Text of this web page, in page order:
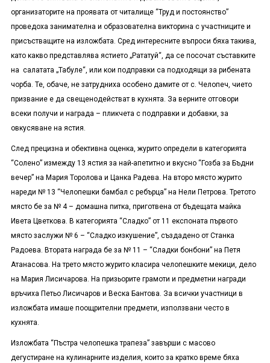
организаторите на проявата от читалище “Труд и постоянство”
проведоха занимателна и образователна викторина с участниците и
присъстващите на изложбата. Сред интересните въпроси бяха такива,
като какво представлява ястието „Рататуй“, да се посочат съставките
на салатата „Табуле“, или кои подправки са подходящи за рибената
чорба. Те, обаче, не затрудниха особено дамите от с. Челопеч, чието
призвание е да свещенодействат в кухнята. За верните отговори
всеки получи и награда – пликчета с подправки и добавки, за
овкусяване на ястия.
След прецизна и обективна оценка, журито определи в категорията
“Солено” измежду 13 ястия за най-апетитно и вкусно “Гозба за Бъдни
вечер” на Мария Торолова и Цанка Радева. На второ място журито
нареди № 13 “Челопешки бамбал с ребърца” на Нели Петрова. Третото
място бе за № 4 – домашна питка, приготвена от бъдещата майка
Ивета Цветкова. В категорията “Сладко” от 11 експоната първото
място заслужи № 6 – “Сладко изкушение”, създадено от Станка
Радоева. Втората награда бе за № 11 – “Сладки бонбони” на Петя
Атанасова. На трето място журито класира челопешките мекици, дело
на Мария Лисичарова. На призьорите грамоти и предметни награди
връчиха Петьо Лисичаров и Веска Бантова. За всички участници в
изложбата имаше поощрителни предмети, използвани често в
кухнята.
Изложбата “Пъстра челопешка трапеза” завърши с масово
дегустиране на кулинарните изделия, които за кратко време бяха